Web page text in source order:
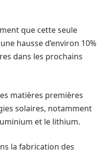
que cette seule
hausse d’environ 10%
dans les prochains
matières premières
solaires, notamment
et le lithium.
la fabrication des